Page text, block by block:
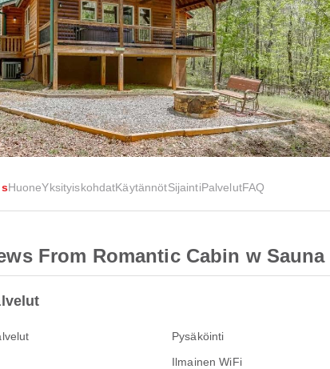
HuoneYksityiskohdatKäytännötSijaintiPalvelutFAQ
From Romantic Cabin w Sauna
Pysäköinti
Ilmainen WiFi